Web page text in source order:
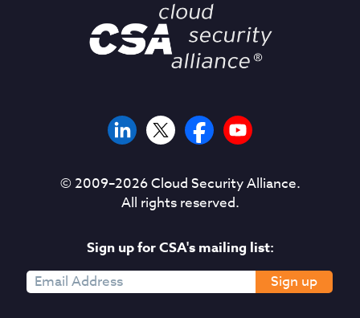
© 2009–2026Cloud Security Alliance.
All rights reserved.
Sign up for CSA's mailing list:
Sign up